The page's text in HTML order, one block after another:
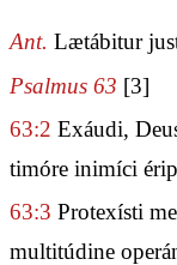
Ant. Lætábitur
Psalmus 63 [3]
63:2 Exáudi,
timóre inimíci
63:3 Protexísti
multitúdine